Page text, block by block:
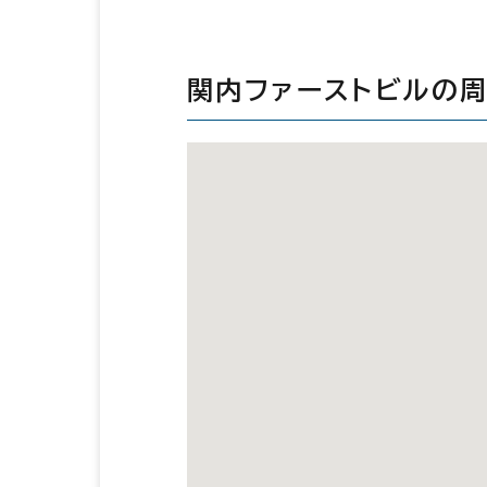
関内ファーストビルの